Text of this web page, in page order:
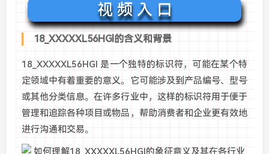
视 频 入 口
18_XXXXXL56HGl的含义和背景
18_XXXXXL56HGl 是一个独特的标识符，可能在某个特
定领域中有着重要的意义。它可能涉及到产品编号、型号
或其他分类信息。在许多行业中，这样的标识符用于便于
管理和追踪各种项目或物品，帮助消费者和企业更有效地
进行沟通和交易。